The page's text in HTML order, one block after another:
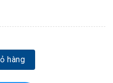
Lait-Crème Concentré số lượng
hàng